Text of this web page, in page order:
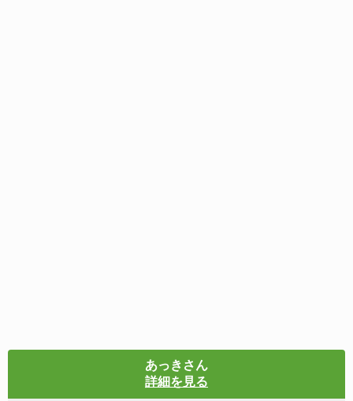
あっきさん
詳細を見る